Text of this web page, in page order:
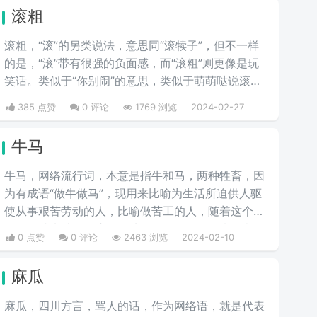
滚粗
滚粗，“滚”的另类说法，意思同“滚犊子”，但不一样
的是，“滚”带有很强的负面感，而“滚粗”则更像是玩
笑话。类似于“你别闹”的意思，类似于萌萌哒说滚粗
385 点赞 0 评论 1769 浏览 2024-02-27
牛马
牛马，网络流行词，本意是指牛和马，两种牲畜，因
为有成语“做牛做马”，现用来比喻为生活所迫供人驱
使从事艰苦劳动的人，比喻做苦工的人，随着这个梗
用的人越来越多，这个梗从最开始的很强的嘲讽意
味，慢慢演变成了调侃，现在很多人用这个梗来调侃
0 点赞 0 评论 2463 浏览 2024-02-10
麻瓜
麻瓜，四川方言，骂人的话，作为网络语，就是代表